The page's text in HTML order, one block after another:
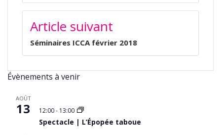
Article suivant
Séminaires ICCA février 2018
Évènements à venir
AOÛT
13 12:00- 13:00
Spectacle | L’Épopée taboue